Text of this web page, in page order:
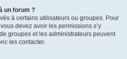
un forum ?
à certains utilisateurs ou groupes. Pour
devez avoir les permissions s’y
groupes et les administrateurs peuvent
les contacter.